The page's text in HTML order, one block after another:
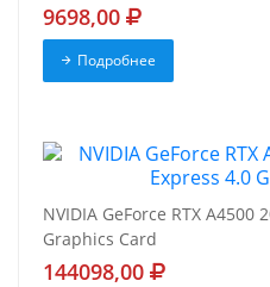
9698,00
Подробнее
NVIDIA GeForce RTX A4500
Graphics Card
144098,00